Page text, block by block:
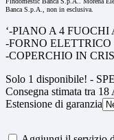
Banca S.p.A., non in esclusiva.
‘-PIANO A 4 FUOCHI
-FORNO ELETTRICO
-COPERCHIO IN
Solo 1 disponibile! -
Consegna stimata tra
Estensione di garanzia